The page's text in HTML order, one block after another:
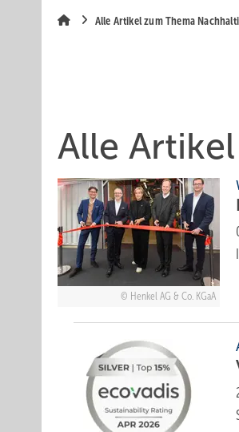
Alle Artikel zum Thema
Alle
Henkel AG & Co. KGaA